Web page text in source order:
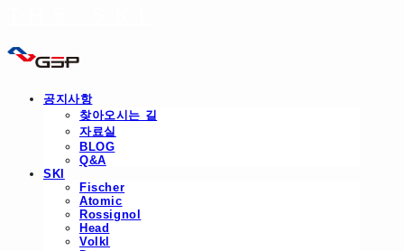
공지사항
찾아오시는 길
자료실
BLOG
Q&A
SKI
Fischer
Atomic
Rossignol
Head
Volkl